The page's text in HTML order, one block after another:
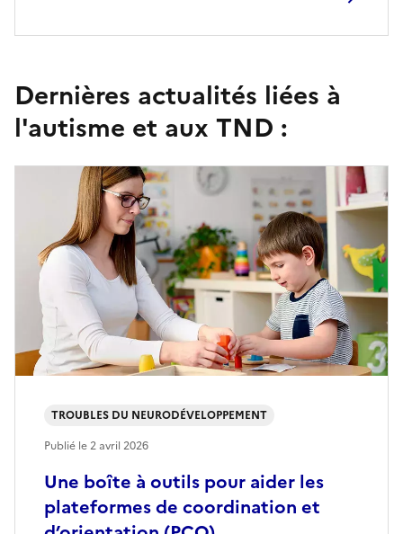
Dernières actualités liées à
l'autisme et aux TND :
Une boîte à outils pour aider les
plateformes de coordination et
TROUBLES DU NEURODÉVELOPPEMENT
Publié le2 avril 2026